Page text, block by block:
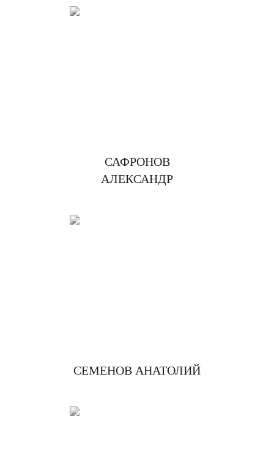
САФРОНОВ
АЛЕКСАНДР
СЕМЕНОВ АНАТОЛИЙ